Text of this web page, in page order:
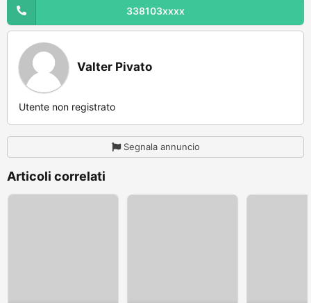
338103xxxx
Valter Pivato
Utente non registrato
Segnala annuncio
Articoli correlati